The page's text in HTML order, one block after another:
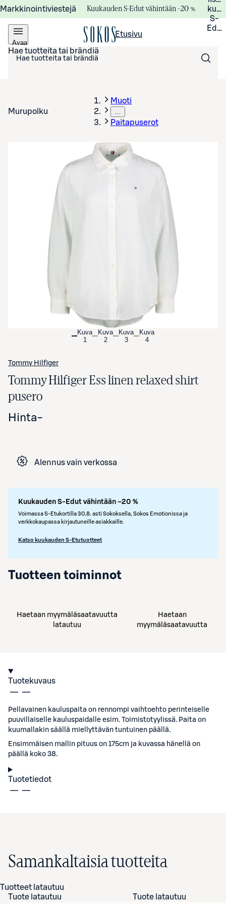
Markkinointiviestejä Kuukauden S-Edut vähintään –20 %
S-
Avaa
valikko
Etusivu
Hae tuotteita tai brändiä
Murupolku
Muoti
…
Paitapuserot
Avaa tuotekuva suurennettuna
Kuva
1
Kuva
2
Kuva
3
Kuva
4
Tommy Hilfiger
Tommy Hilfiger Ess linen relaxed shirt
pusero
Hinta-
Alennus vain verkossa
Kuukauden S-Edut vähintään –20 %
Voimassa S-Etukortilla 30.8. asti Sokoksella, Sokos Emotionissa ja
verkkokaupassa kirjautuneille asiakkaille.
Katso kuukauden S-Etutuotteet
Tuotteen toiminnot
Haetaan myymäläsaatavuutta
latautuu
Haetaan
myymäläsaatavuutta
Tuotekuvaus
Pellavainen kauluspaita on rennompi vaihtoehto perinteiselle
puuvillaiselle kauluspaidalle esim. Toimistotyylissä. Paita on
kuumallakin säällä miellyttävän tuntuinen päällä.
Ensimmäisen mallin pituus on 175cm ja kuvassa hänellä on
päällä koko 38.
Tuotetiedot
Samankaltaisia tuotteita
Tuotteet latautuu
Tuote latautuu
Tuote latautuu